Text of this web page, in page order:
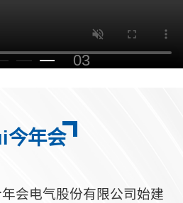
, 安全电气
03
年会
会电气股份有限公司始建